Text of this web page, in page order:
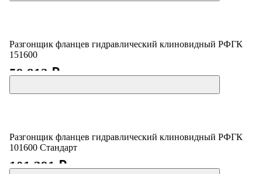
Разгонщик фланцев гидравлический клиновидный РФГК
151600
59 812 ₽
Разгонщик фланцев гидравлический клиновидный РФГК
101600 Стандарт
101 391 ₽